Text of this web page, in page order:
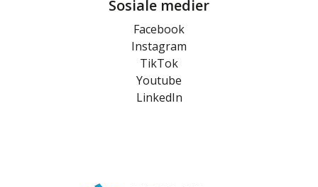
Sosiale medier
Facebook
Instagram
TikTok
Youtube
LinkedIn